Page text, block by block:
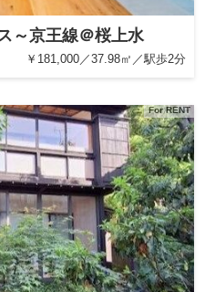
～京王線＠桜上水
￥181,000／37.98㎡／駅歩2分
For RENT